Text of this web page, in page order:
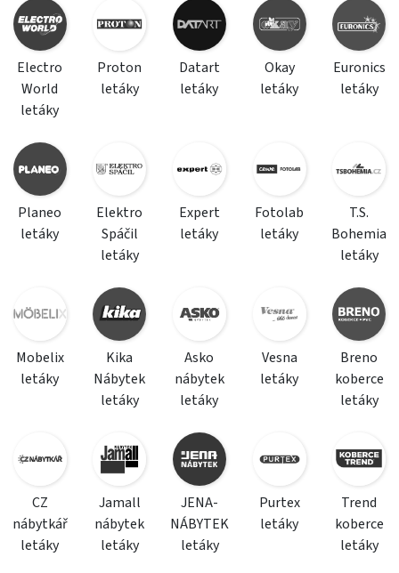
Electro
World
letáky
Proton
letáky
Datart
letáky
Okay
letáky
Euronics
letáky
Planeo
letáky
Elektro
Spáčil
letáky
Expert
letáky
Fotolab
letáky
T.S.
Bohemia
letáky
Mobelix
letáky
Kika
Nábytek
letáky
Asko
nábytek
letáky
Vesna
letáky
Breno
koberce
letáky
CZ
nábytkář
letáky
Jamall
nábytek
letáky
JENA-
NÁBYTEK
letáky
Purtex
letáky
Trend
koberce
letáky